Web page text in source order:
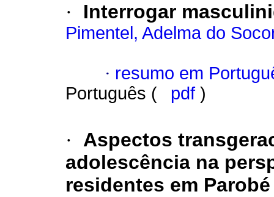
· Interrogar
Pimentel, Adelma do
· resumo em
Português (
pdf )
·
Aspectos
adolescência na
residentes em